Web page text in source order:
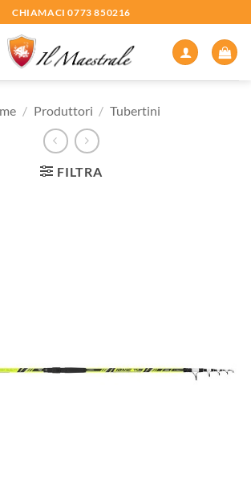
CHIAMACI 0773 850216
/ Produttori / Tubertini
FILTRA